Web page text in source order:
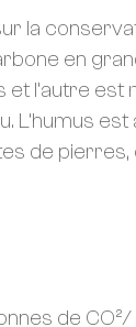
la
en
l’autre
L’humus
de
de CO²/